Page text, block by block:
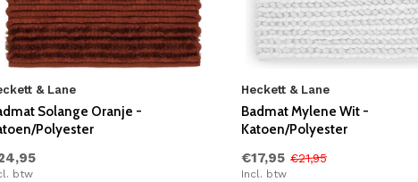
& Lane
Solange Oranje -
Polyester
btw
Heckett & Lane
Badmat Mylene Wit -
Katoen/Polyester
€17,95 €21,95
Incl. btw